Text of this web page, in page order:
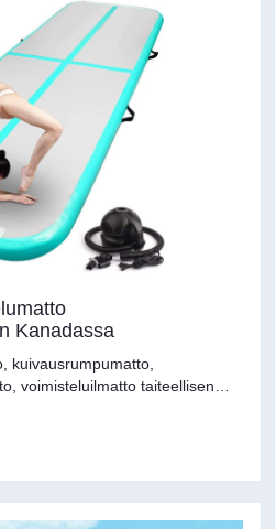
Kanadassa
kuivausrumpumatto,
voimisteluilmatto taiteellisen
koulut,
vapaa-ajan keskukset,
nurmikolla. Varmista vain,